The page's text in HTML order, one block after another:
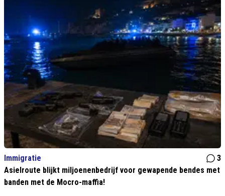
Immigratie
3
Asielroute blijkt miljoenenbedrijf voor gewapende bendes met
banden met de Mocro-maffia!